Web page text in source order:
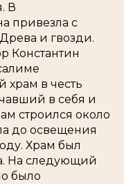
В
привезла с
и гвозди.
Константин
в честь
в себя и
строился около
до освещения
Храм был
На следующий
было